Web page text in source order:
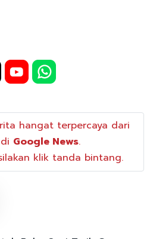
hangat terpercaya dari
Google News.
klik tanda bintang.